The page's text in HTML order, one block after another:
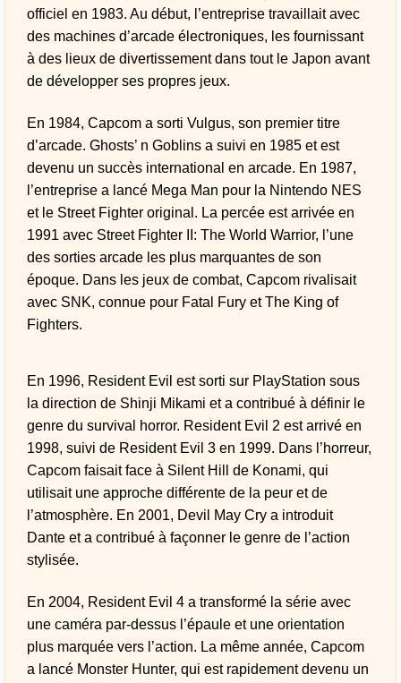
officiel en 1983. Au début, l’entreprise travaillait avec
des machines d’arcade électroniques, les fournissant
à des lieux de divertissement dans tout le Japon avant
de développer ses propres jeux.
En 1984, Capcom a sorti Vulgus, son premier titre
d’arcade. Ghosts’ n Goblins a suivi en 1985 et est
devenu un succès international en arcade. En 1987,
l’entreprise a lancé Mega Man pour la Nintendo NES
et le Street Fighter original. La percée est arrivée en
1991 avec Street Fighter II: The World Warrior, l’une
des sorties arcade les plus marquantes de son
époque. Dans les jeux de combat, Capcom rivalisait
avec SNK, connue pour Fatal Fury et The King of
Fighters.
En 1996, Resident Evil est sorti sur PlayStation sous
la direction de Shinji Mikami et a contribué à définir le
genre du survival horror. Resident Evil 2 est arrivé en
1998, suivi de Resident Evil 3 en 1999. Dans l’horreur,
Capcom faisait face à Silent Hill de Konami, qui
utilisait une approche différente de la peur et de
l’atmosphère. En 2001, Devil May Cry a introduit
Dante et a contribué à façonner le genre de l’action
stylisée.
En 2004, Resident Evil 4 a transformé la série avec
une caméra par-dessus l’épaule et une orientation
plus marquée vers l’action. La même année, Capcom
a lancé Monster Hunter, qui est rapidement devenu un